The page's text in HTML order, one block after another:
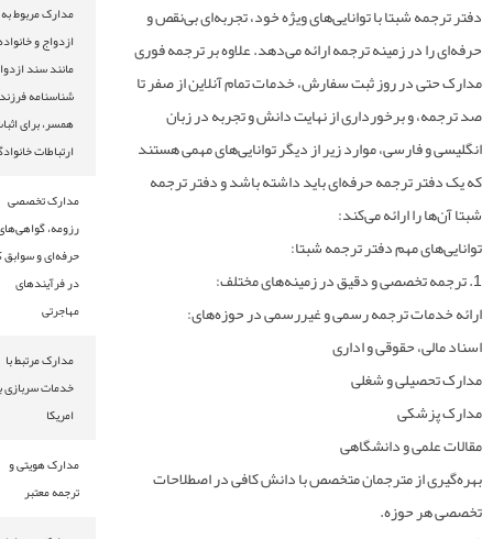
سفارش
دیگر ما
اسناد (ترجمه ناجیت)
اکسپرس (ترجمه ناتی)
شبتابا توانایی‌های ویژه خود، تجربه‌ای بی‌نقص و
زمینه ترجمه ارائه می‌دهد. علاوه برترجمه فوری
روز ثبت سفارش،خدمات تمام آنلاین از صفر تا
وبرخورداری از نهایت دانش و تجربه در زبان
، موارد زیر از دیگر توانایی‌های مهمی هستند
حرفه‌ای باید داشته باشد و دفتر ترجمه
ارائه می‌کند:
دفتر ترجمه شبتا:
ترجمه رسمی و غیررسمی در حوزه‌های:
حقوقی و اداری
و شغلی
و دانشگاهی
مترجمان متخصص با دانش کافی در اصطلاحات
مدارک مربوط به
ازدواج و خانواده،
مانند سند ازدواج و
شناسنامه فرزندان و
همسر، برای اثبات
ارتباطات خانوادگی
رزومه، گواهی‌های
حرفه‌ای و سوابق کاری
خدمات سربازی برای
ترجمه معتبر